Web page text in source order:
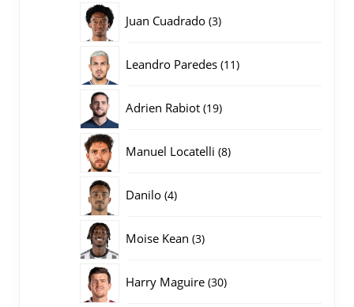
Juan Cuadrado 33
Leandro Paredes 1111
Adrien Rabiot 1919
Manuel Locatelli 88
Danilo 44
Moise Kean 33
Harry Maguire 3030